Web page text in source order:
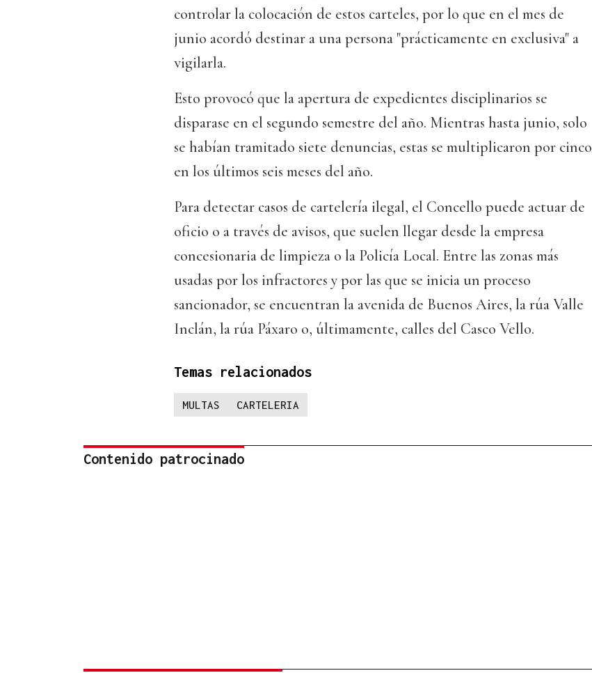
controlar la colocación de estos carteles, por lo que en el mes de
junio acordó destinar a una persona "prácticamente en exclusiva" a
vigilarla.
Esto provocó que la apertura de expedientes disciplinarios se
disparase en el segundo semestre del año. Mientras hasta junio, solo
se habían tramitado siete denuncias, estas se multiplicaron por cinco
en los últimos seis meses del año.
Para detectar casos de cartelería ilegal, el Concello puede actuar de
oficio o a través de avisos, que suelen llegar desde la empresa
concesionaria de limpieza o la Policía Local. Entre las zonas más
usadas por los infractores y por las que se inicia un proceso
sancionador, se encuentran la avenida de Buenos Aires, la rúa Valle
Inclán, la rúa Páxaro o, últimamente, calles del Casco Vello.
Temas relacionados
MULTAS CARTELERIA
Contenido patrocinado